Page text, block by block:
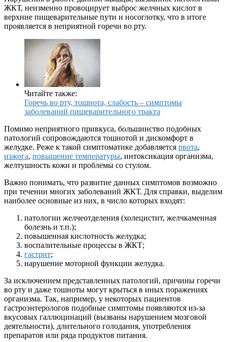
ЖКТ, неизменно провоцирует выброс желчных кислот в
верхние пищеварительные пути и носоглотку, что в итоге
проявляется в неприятной горечи во рту.
Читайте также:
Горечь во рту, тошнота, слабость – симптомы
заболеваний пищеварительного тракта
Помимо неприятного привкуса, большинство подобных
патологий сопровождаются тошнотой и дискомфорт в
желудке. Реже к такой симптоматике добавляется рвота,
изжога, повышение температуры, интоксикация организма,
желтушность кожи и проблемы со стулом.
Важно понимать, что развитие данных симптомов возможно
при течении многих заболеваний ЖКТ. Для справки, выделим
наиболее основные из них, в число которых входят:
патологии желчеотделения (холецистит, желчкаменная
болезнь и т.п.);
повышенная кислотность желудка;
воспалительные процессы в ЖКТ;
гастрит;
нарушение моторной функции желудка.
За исключением представленных патологий, причины горечи
во рту и даже тошноты могут крыться в иных поражениях
организма. Так, например, у некоторых пациентов
гастроэнтерологов подобные симптомы появляются из-за
вкусовых галлюцинаций (вызваны нарушением мозговой
деятельности), длительного голодания, употребления
препаратов или ряда продуктов питания.